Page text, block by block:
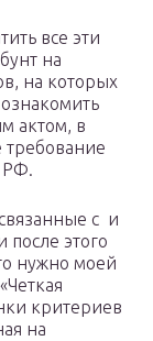
все эти
на
на которых
актом, в
требование
РФ.
с и
этого
нужно моей
критериев
на